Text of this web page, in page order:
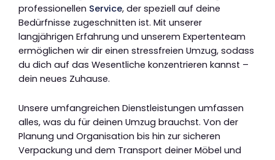
professionellen Service, der speziell auf deine
Bedürfnisse zugeschnitten ist. Mit unserer
langjährigen Erfahrung und unserem Expertenteam
ermöglichen wir dir einen stressfreien Umzug, sodass
du dich auf das Wesentliche konzentrieren kannst –
dein neues Zuhause.
Unsere umfangreichen Dienstleistungen umfassen
alles, was du für deinen Umzug brauchst. Von der
Planung und Organisation bis hin zur sicheren
Verpackung und dem Transport deiner Möbel und